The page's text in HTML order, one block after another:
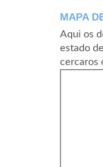
MAPA
Aqui os
estado
cercaros